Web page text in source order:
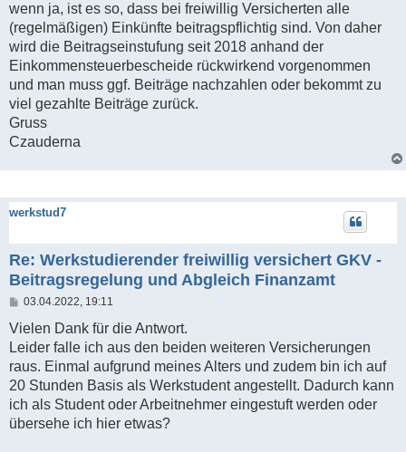
wenn ja, ist es so, dass bei freiwillig Versicherten alle
(regelmäßigen) Einkünfte beitragspflichtig sind. Von daher
wird die Beitragseinstufung seit 2018 anhand der
Einkommensteuerbescheide rückwirkend vorgenommen
und man muss ggf. Beiträge nachzahlen oder bekommt zu
viel gezahlte Beiträge zurück.
Gruss
Czauderna
werkstud7
Re: Werkstudierender freiwillig versichert GKV -
Beitragsregelung und Abgleich Finanzamt
B
i
r
a
03.04.2022, 19:11
Vielen Dank für die Antwort.
Leider falle ich aus den beiden weiteren Versicherungen
raus. Einmal aufgrund meines Alters und zudem bin ich auf
20 Stunden Basis als Werkstudent angestellt. Dadurch kann
ich als Student oder Arbeitnehmer eingestuft werden oder
übersehe ich hier etwas?